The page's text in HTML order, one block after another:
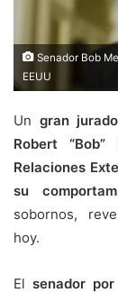
Senador Bob
EEUU
Un gran
Robert
Relaciones
su
sobornos,
hoy.
El senador